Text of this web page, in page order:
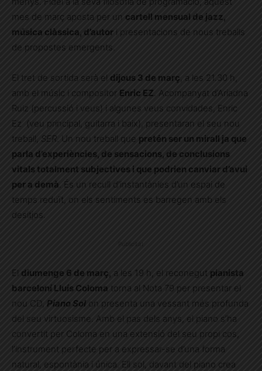
mes de març aposta per un cartell mensual de jazz,
música clàssica, d’autor i presentacions de nous treballs
de propostes emergents.
El tret de sortida serà el dijous 3 de març , a les 21.30 h,
amb el músic i compositor Enric EZ . Acompanyat d’Ariadna
Ruiz (percussió i veus) i algunes veus convidades, Enric
Ez (veu principal, guitarra i baix), presentaran el seu nou
treball, SER. Un nou treball que pretén ser un mirall ja que
parla d’experiències, de sensacions, de conclusions
vitals totalment subjectives i que podrien canviar d’avui
per a demà. És un recull d’instantànies d’un espai de
temps reduït, on els sentiments es barregen amb els
desitjos.
El diumenge 6 de març, a les 19 h, el reconegut pianista
barceloní Lluís Coloma torna al Nota 79 per presentar el
nou CD, Piano Sol on presenta una vessant més profunda
del seu virtuosisme. Amb el pas dels anys, el piano s’ha
convertit per Coloma en una extensió del seu propi cos,
l’instrument perfecte per a expressar-se d’una forma
natural, espontània i única. Ell sol, davant del piano crea